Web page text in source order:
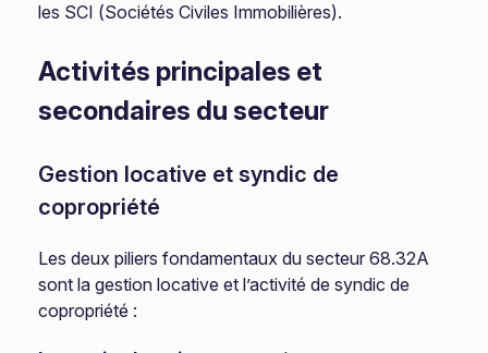
les SCI (Sociétés Civiles Immobilières).
Activités principales et
secondaires du secteur
Gestion locative et syndic de
copropriété
Les deux piliers fondamentaux du secteur 68.32A
sont la gestion locative et l’activité de syndic de
copropriété :